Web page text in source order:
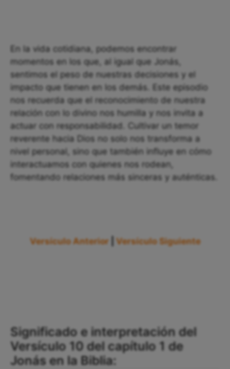
En la vida cotidiana, podemos encontrar
momentos en los que, al igual que Jonás,
sentimos el peso de nuestras decisiones y el
impacto que tienen en los demás. Este episodio
nos recuerda que el reconocimiento de nuestra
relación con lo divino nos humilla y nos invita a
actuar con responsabilidad. Cultivar un temor
reverente hacia Dios no solo nos transforma a
nivel personal, sino que también influye en cómo
interactuamos con quienes nos rodean,
fomentando relaciones más sinceras y auténticas.
Versículo Anterior Versículo Siguiente
Significado e interpretación del
Versículo 10 del capítulo 1 de
Jonás en la Biblia: